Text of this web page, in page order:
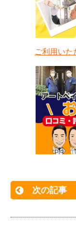
ご利用いた
次の記事